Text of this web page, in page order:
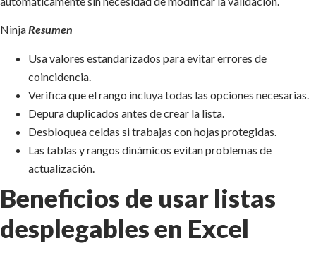
NinjaResumen
Usa valores estandarizados para evitar errores de
coincidencia.
Verifica que el rango incluya todas las opciones necesarias.
Depura duplicados antes de crear la lista.
Desbloquea celdas si trabajas con hojas protegidas.
Las tablas y rangos dinámicos evitan problemas de
actualización.
Beneficios de usar listas
desplegables en Excel